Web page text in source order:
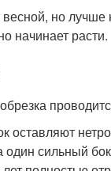
но лучше
начинает расти.
оставляют
один сильный